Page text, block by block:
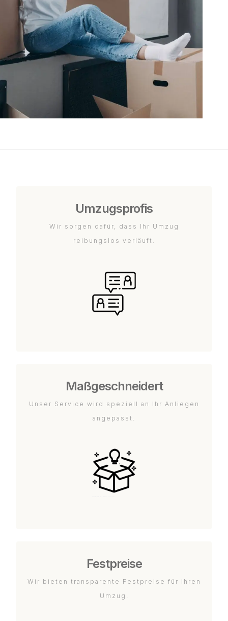
Umzugsprofis
Wir sorgen dafür, dass Ihr Umzug
reibungslos verläuft.
Maßgeschneidert
Unser Service wird speziell an Ihr Anliegen
angepasst.
Festpreise
Wir bieten transparente Festpreise für Ihren
Umzug.